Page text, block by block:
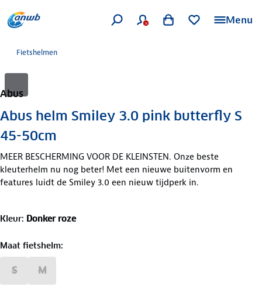
Menu
Fietshelmen
Abus
Abus helm Smiley 3.0 pink butterfly S
45-50cm
MEER BESCHERMING VOOR DE KLEINSTEN. Onze beste
kleuterhelm nu nog beter! Met een nieuwe buitenvorm en
features luidt de Smiley 3.0 een nieuw tijdperk in.
Kleur: Donker roze
Maat fietshelm:
S M